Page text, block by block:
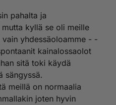
pahalta ja
kyllä se oli meille
yhdessäoloamme - -
kainalossaolot
sitä toki käydä
sängyssä.
meillä on normaalia
joten hyvin